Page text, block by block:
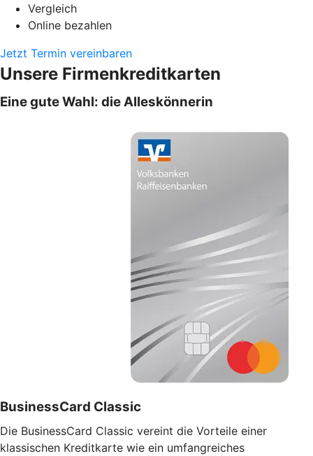
Vergleich
Online bezahlen
Jetzt Termin vereinbaren
Unsere Firmenkreditkarten
Eine gute Wahl: die Alleskönnerin
BusinessCard Classic
Die BusinessCard Classic vereint die Vorteile einer
klassischen Kreditkarte wie ein umfangreiches